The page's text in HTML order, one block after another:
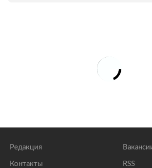
Редакция
Контакты RSS